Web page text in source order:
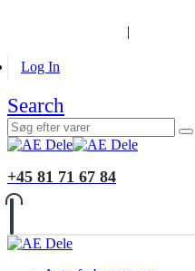
|
Log In
Search
+45 81 71 67 84